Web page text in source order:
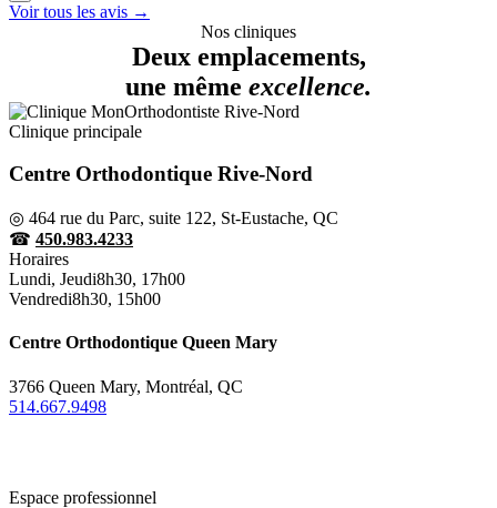
Voir tous les avis →
Nos cliniques
Deux emplacements,
une même excellence.
Clinique principale
Centre Orthodontique Rive-Nord
◎ 464 rue du Parc, suite 122, St-Eustache, QC
☎ 450.983.4233
Horaires
Lundi, Jeudi8h30, 17h00
Vendredi8h30, 15h00
Centre Orthodontique Queen Mary
3766 Queen Mary, Montréal, QC
514.667.9498
Espace professionnel